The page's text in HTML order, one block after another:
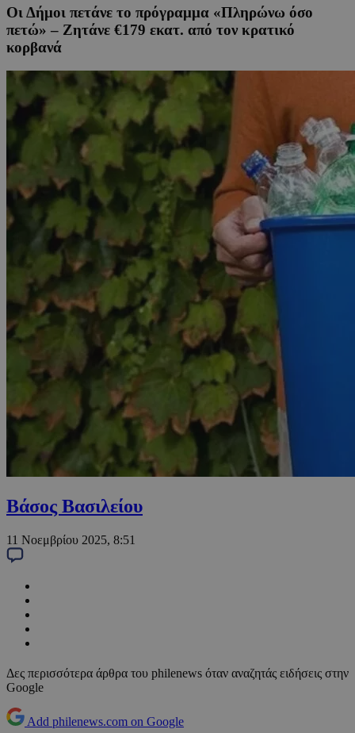
Οι Δήμοι πετάνε το πρόγραμμα «Πληρώνω όσο
πετώ» – Ζητάνε €179 εκατ. από τον κρατικό
κορβανά
Βάσος Βασιλείου
11 Νοεμβρίου 2025, 8:51
Δες περισσότερα άρθρα του philenews όταν αναζητάς ειδήσεις στην
Google
Add philenews.com on Google